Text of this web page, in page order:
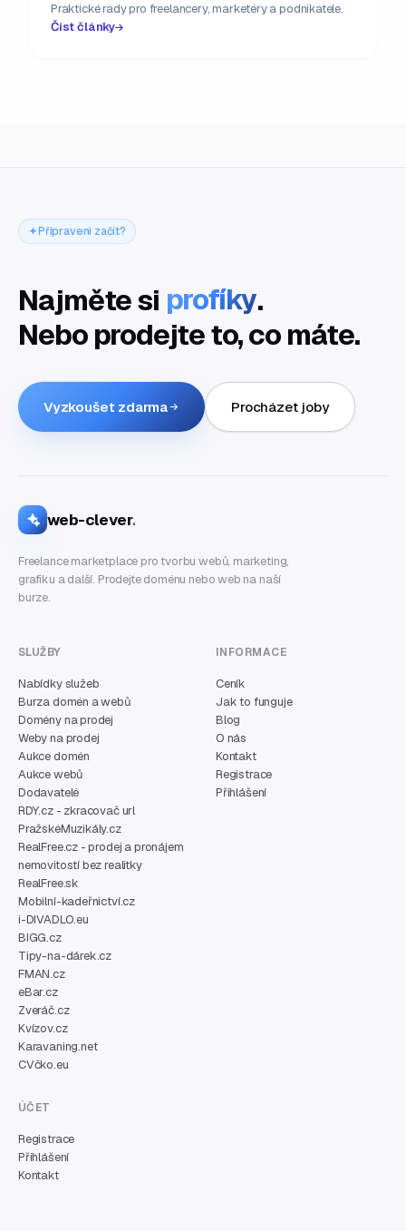
Praktické rady pro freelancery, marketéry a podnikatele.
Číst články
Připraveni začít?
Najměte si profíky.
Nebo prodejte to, co máte.
Vyzkoušet zdarma Procházet joby
web-clever.
Freelance marketplace pro tvorbu webů, marketing,
grafiku a další. Prodejte doménu nebo web na naší
burze.
SLUŽBY
Nabídky služeb
Burza domén a webů
Domény na prodej
Weby na prodej
Aukce domén
Aukce webů
Dodavatelé
RDY.cz - zkracovač url
PražskéMuzikály.cz
RealFree.cz - prodej a pronájem
nemovitostí bez realitky
RealFree.sk
Mobilní-kadeřnictví.cz
i-DIVADLO.eu
BIGG.cz
Tipy-na-dárek.cz
FMAN.cz
eBar.cz
Zveráč.cz
Kvízov.cz
Karavaning.net
CVčko.eu
INFORMACE
Ceník
Jak to funguje
Blog
O nás
Kontakt
Registrace
Přihlášení
ÚČET
Registrace
Přihlášení
Kontakt